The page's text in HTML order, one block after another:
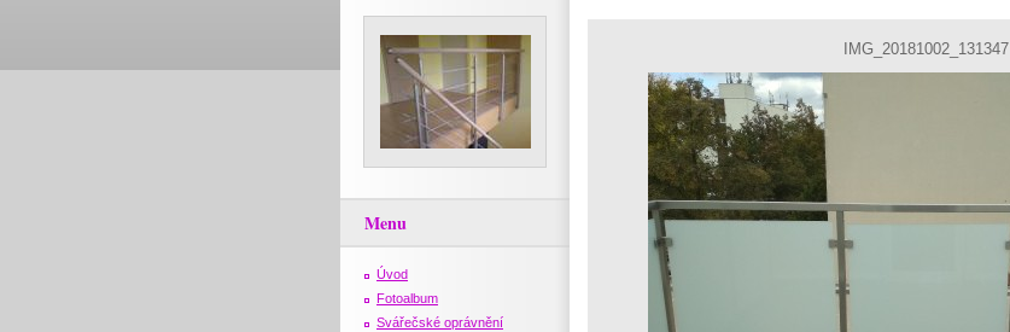
IMG_20181002_131347
Menu
Úvod
Fotoalbum
Svářečské oprávnění